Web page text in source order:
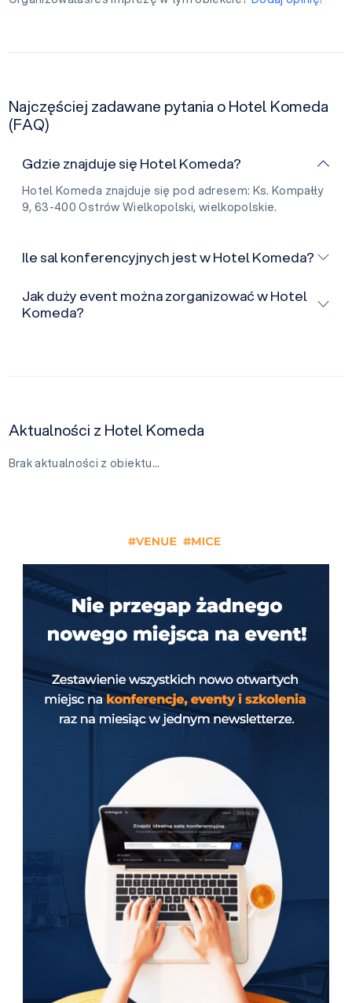
Najczęściej zadawane pytania o Hotel Komeda
(FAQ)
Gdzie znajduje się Hotel Komeda?
Hotel Komeda znajduje się pod adresem: Ks. Kompałły
9, 63-400 Ostrów Wielkopolski, wielkopolskie.
Ile sal konferencyjnych jest w Hotel Komeda?
Jak duży event można zorganizować w Hotel
Komeda?
Aktualności z Hotel Komeda
Brak aktualności z obiektu…